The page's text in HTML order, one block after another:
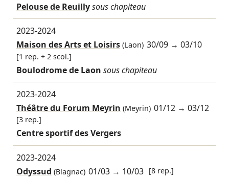
Pelouse de Reuillysous chapiteau
2023-2024
Maison des Arts et Loisirs(Laon) 30/09 →03/10
[1 rep. + 2 scol.]
Boulodrome de Laon sous chapiteau
2023-2024
Théâtre du Forum Meyrin (Meyrin) 01/12 →03/12
[3 rep.]
Centre sportif des Vergers
2023-2024
Odyssud (Blagnac) 01/03 → 10/03 [8 rep.]